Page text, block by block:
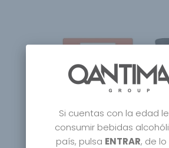
Si cuentas con la edad
consumir bebidas
país, pulsa ENTRAR, de